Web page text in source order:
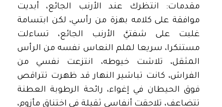
مقدمات: انتظرك عند الأرنب الجائع، أبديت
موافقة على كلامه بهزة من رأسي، لكن ابتسامة
غلبت على شفتيَّ الأرنب الجائع، تساءلت
مستنكرا، سريعا لملم النعاس نفسه من الرأس
المثقل، تلاشت خيوطه، انتزعت نفسي من
الفراش، كانت تباشير النهار قد ظهرت تتراقص
فوق الحيطان في إغواء، رائحة الرطوبة العطنة
تتضاعف، تلاحقت أنفاسي ثقيلة في اختناق مأزوم،